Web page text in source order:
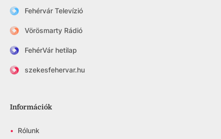
Fehérvár Televízió
Vörösmarty Rádió
FehérVár hetilap
szekesfehervar.hu
Információk
• Rólunk